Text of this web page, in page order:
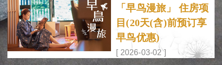
「早鸟漫旅」 住房项
目(20天(含)前预订享
早鸟优惠)
[ 2026-03-02 ]